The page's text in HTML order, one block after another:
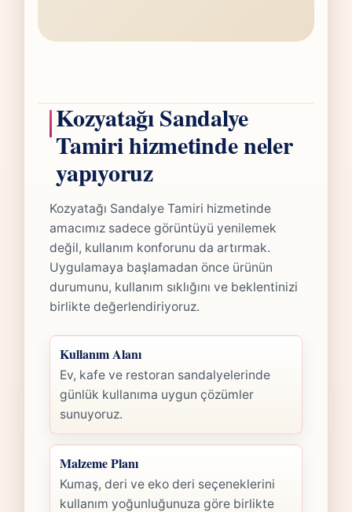
Kozyatağı Sandalye
Tamiri hizmetinde neler
yapıyoruz
Kozyatağı Sandalye Tamiri hizmetinde
amacımız sadece görüntüyü yenilemek
değil, kullanım konforunu da artırmak.
Uygulamaya başlamadan önce ürünün
durumunu, kullanım sıklığını ve beklentinizi
birlikte değerlendiriyoruz.
Kullanım Alanı
Ev, kafe ve restoran sandalyelerinde
günlük kullanıma uygun çözümler
sunuyoruz.
Malzeme Planı
Kumaş, deri ve eko deri seçeneklerini
kullanım yoğunluğunuza göre birlikte